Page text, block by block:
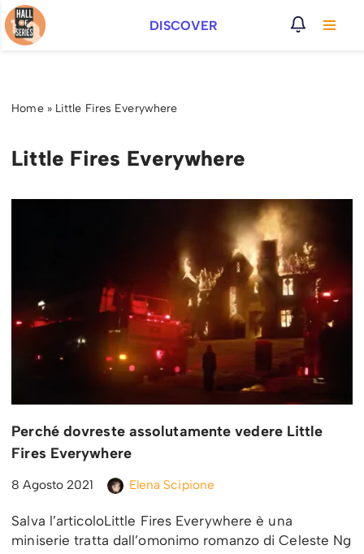
Vai
DISCOVER
Home» Little Fires Everywhere
Little Fires Everywhere
Perché dovreste assolutamente vedere Little
Fires Everywhere
8 Agosto 2021 Elena Scipione
Salva l’articoloLittle Fires Everywhere è una
miniserie tratta dall’omonimo romanzo di Celeste Ng